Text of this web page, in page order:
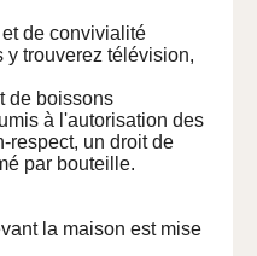
de convivialité
y trouverez télévision,
de boissons
à l'autorisation des
respect, un droit de
par bouteille.
la maison est mise